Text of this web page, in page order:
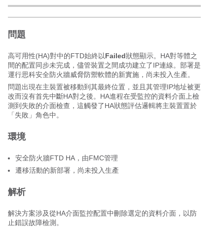
問題
高可用性(HA)對中的FTD始終以Failed狀態顯示。HA對等體之
間的配置同步未完成，儘管裝置之間成功建立了IP連線。部署是
運行思科安全防火牆威脅防禦軟體的新實施，尚未投入生產。
問題出現在主裝置被移動到其最終位置，並且其管理IP地址被更
改而沒有首先中斷HA對之後。HA進程在受監控的資料介面上檢
測到失敗的介面檢查，這觸發了HA狀態評估邏輯將主裝置置於
「失敗」角色中。
環境
安全防火牆FTD HA，由FMC管理
遷移活動的新部署，尚未投入生產
解析
解決方案涉及從HA介面監控配置中刪除選定的資料介面，以防
止錯誤故障檢測。